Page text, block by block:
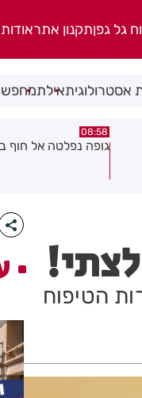
גל גפןתקנון אתראודות
אסטרולוגיתאילת
08:58
גופה נפלטה אל חוף
הטיפוח